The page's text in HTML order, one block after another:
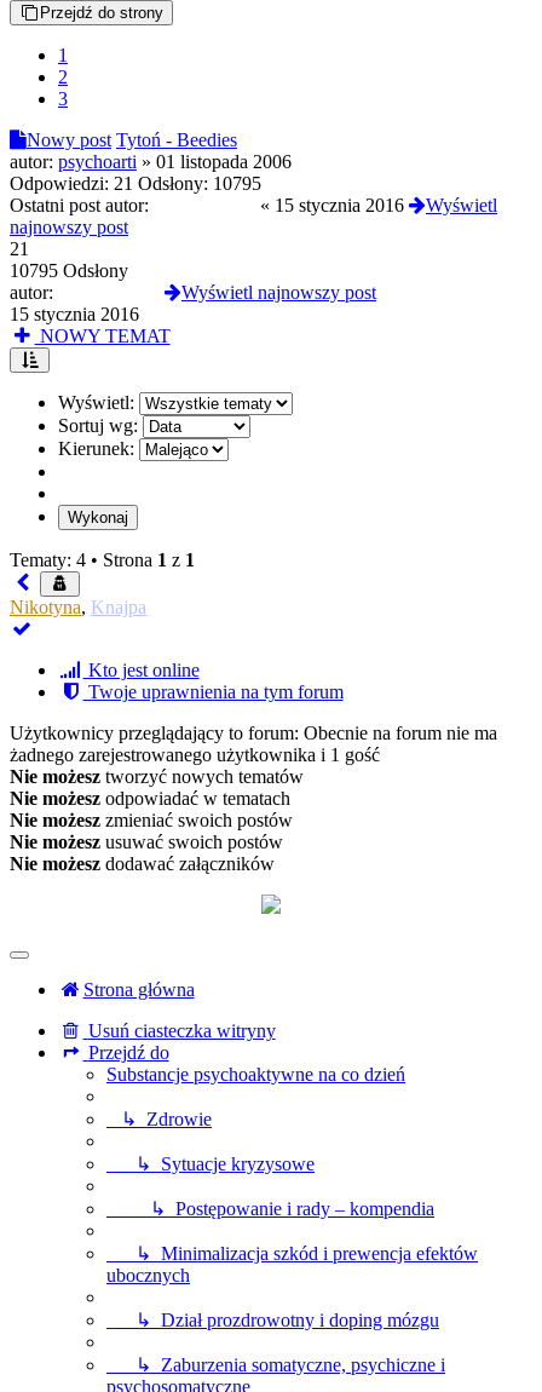
Przejdź do strony
1
2
3
Nowy post Tytoń - Beedies
autor: psychoarti » 01 listopada 2006
Odpowiedzi: 21 Odsłony: 10795
Ostatni post autor:
« 15 stycznia 2016
Wyświetl
najnowszy post
21
10795 Odsłony
autor:
Wyświetl najnowszy post
15 stycznia 2016
NOWY TEMAT
Wyświetl:
Sortuj wg:
Kierunek:
Tematy: 4 • Strona 1 z 1
Nikotyna, Knajpa
Kto jest online
Twoje uprawnienia na tym forum
Użytkownicy przeglądający to forum: Obecnie na forum nie ma
żadnego zarejestrowanego użytkownika i 1 gość
Nie możesz tworzyć nowych tematów
Nie możesz odpowiadać w tematach
Nie możesz zmieniać swoich postów
Nie możesz usuwać swoich postów
Nie możesz dodawać załączników
Strona główna
Usuń ciasteczka witryny
Przejdź do
Substancje psychoaktywne na co dzień
↳ Zdrowie
↳ Sytuacje kryzysowe
↳ Postępowanie i rady – kompendia
↳ Minimalizacja szkód i prewencja efektów
ubocznych
↳ Dział prozdrowotny i doping mózgu
↳ Zaburzenia somatyczne, psychiczne i
psychosomatyczne